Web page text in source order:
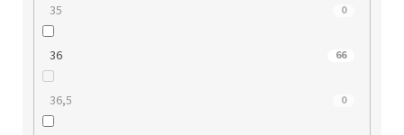
35 0
36 66
36,5 0